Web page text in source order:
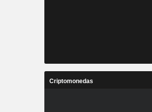
Criptomonedas